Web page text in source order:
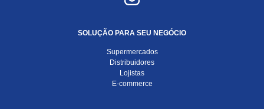
SOLUÇÃO PARA SEU NEGÓCIO
Supermercados
Distribuidores
Lojistas
E-commerce